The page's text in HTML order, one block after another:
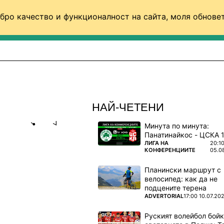
качество и функционалност на сайта, моля
НАЙ-ЧЕТЕНИ
Минута по минута:
ПОВЕЧЕ ОТ
ЛИГА НА
КОНФЕРЕНЦИИТЕ
20:10
Планински маршрут с
велосипед: как да не
подцените терена
ПОВЕЧЕ ОТ
ADVERTORIAL17:00
Руският волейбол